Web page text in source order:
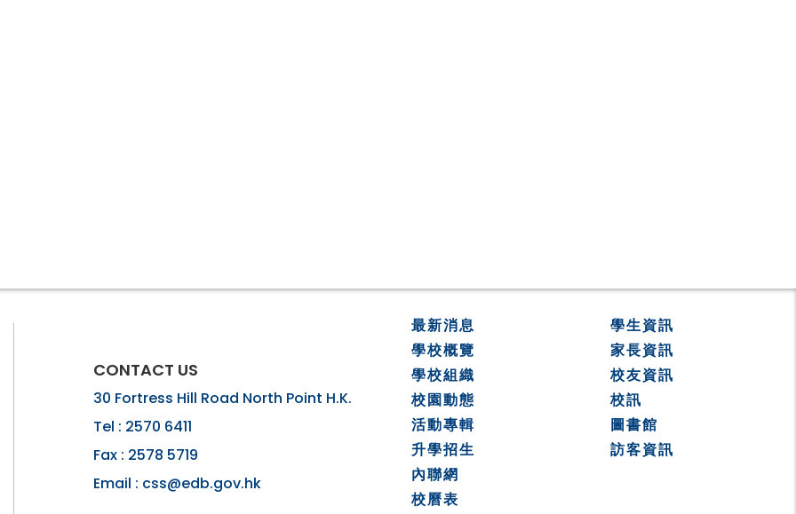
CONTACT US
30 Fortress Hill Road North Point H.K.
Tel : 2570 6411
Fax : 2578 5719
Email : css@edb.gov.hk
最新消息
學校概覽
學校組織
校園動態
活動專輯
升學招生
學生資訊
家長資訊
校友資訊
校訊
圖書館
訪客資訊
內聯網
校曆表